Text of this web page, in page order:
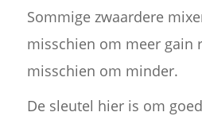
Sommige zwaardere
misschien om meer gain
misschien om minder.
De sleutel hier is om